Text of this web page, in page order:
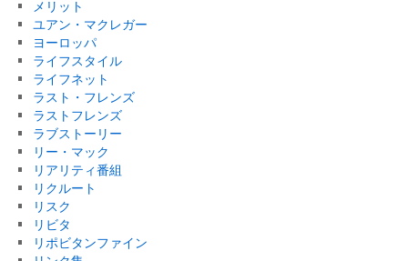
メリット
ユアン・マクレガー
ヨーロッパ
ライフスタイル
ライフネット
ラスト・フレンズ
ラストフレンズ
ラブストーリー
リー・マック
リアリティ番組
リクルート
リスク
リビタ
リポビタンファイン